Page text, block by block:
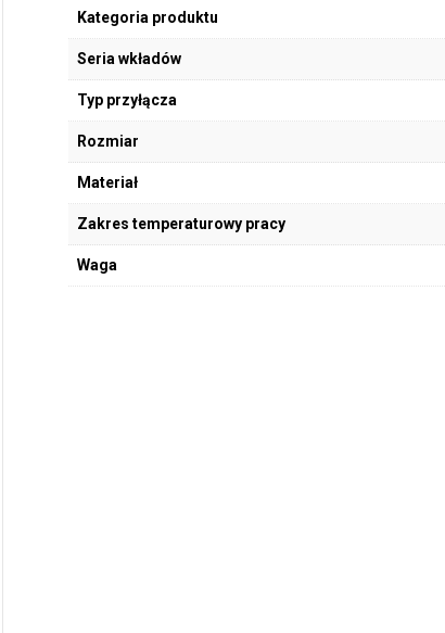
Kategoria produktu
Seria wkładów
Typ przyłącza
Rozmiar
Materiał
Zakres temperaturowy pracy
Waga